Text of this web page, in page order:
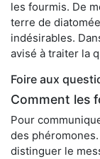
les fourmis. De
terre de
indésirables.
avisé à traiter la
Foire aux
Comment les
Pour
des
distinguer le